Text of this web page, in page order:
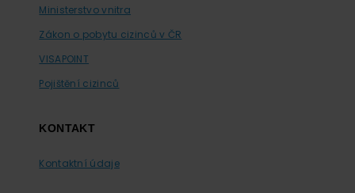
Ministerstvo vnitra
Zákon o pobytu cizinců v ČR
VISAPOINT
Pojištění cizinců
KONTAKT
Kontaktní údaje